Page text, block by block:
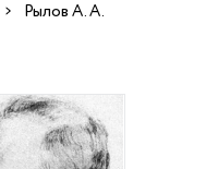
Рылов А. А.